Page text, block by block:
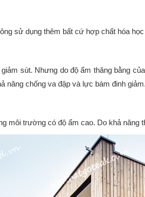
sử dụng thêm bất cứ hợp chất hóa
sút. Nhưng do độ ẩm thăng bằng
năng chống va đập và lực bám đinh giảm.
môi trường có độ ẩm cao. Do khả năng